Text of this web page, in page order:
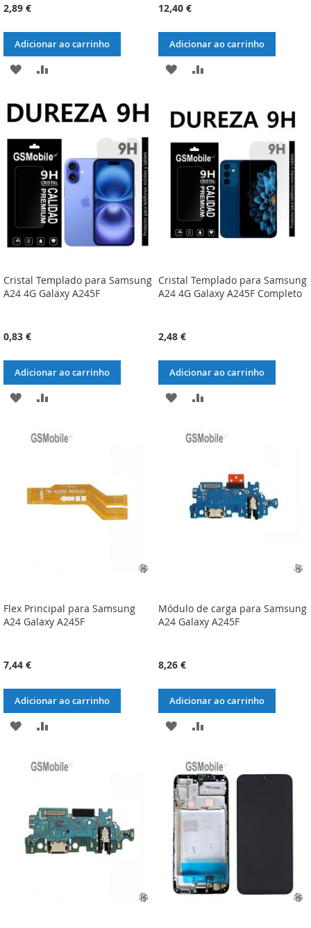
2,89 €
Adicionar ao carrinho
ADICIONAR
LISTA
DE
DESEJOS
COMPARAÇÃO
12,40 €
Adicionar ao carrinho
ADICIONAR
LISTA
DE
DESEJOS
ADICIONAR
COMPARAÇÃO
Cristal Templado para Samsung
A24 4G Galaxy A245F
0,83 €
Adicionar ao carrinho
ADICIONAR
LISTA
DESEJOS
COMPARAÇÃO
Cristal Templado para Samsung
A24 4G Galaxy A245F Completo
2,48 €
Adicionar ao carrinho
ADICIONAR
LISTA
DESEJOS
ADICIONAR
COMPARAÇÃO
Flex Principal para Samsung
A24 Galaxy A245F
7,44 €
Adicionar ao carrinho
ADICIONAR
LISTA
DESEJOS
COMPARAÇÃO
Módulo de carga para Samsung
A24 Galaxy A245F
8,26 €
Adicionar ao carrinho
ADICIONAR
LISTA
DE
DESEJOS
ADICIONAR
COMPARAÇÃO